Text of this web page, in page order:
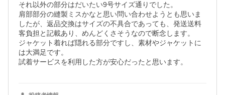
それ以外の部分はだいたい9号サイズ通りでした。
肩部部分の縫製ミスかなと思い問い合わせようとも思いま
したが、返品交換はサイズの不具合であっても、発送送料
客負担と記載あり、めんどくさそうなので断念します。
ジャケット着れば隠れる部分ですし、素材やジャケットに
は大満足です。